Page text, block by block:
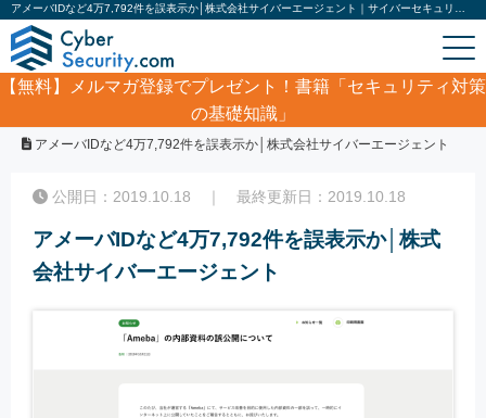
【無料】
メルマガ登録でプレゼント！書籍「セキュリティ対策
の基礎知識」
サイバーセキュリティ・情報漏洩ニュース
アメーバIDなど4万7,792件を誤表示か│株式会社サイバーエージェント
公開日：2019.10.18 ｜ 最終更新日：2019.10.18
アメーバIDなど4万7,792件を誤表示か│株式
会社サイバーエージェント